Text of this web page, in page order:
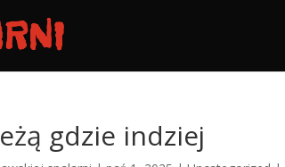
gdzie indziej